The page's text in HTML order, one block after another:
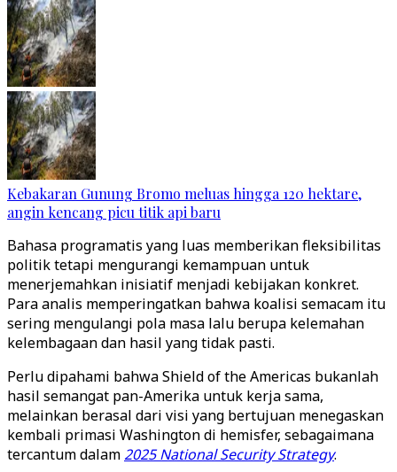
Kebakaran Gunung Bromo meluas hingga 120 hektare,
angin kencang picu titik api baru
Bahasa programatis yang luas memberikan fleksibilitas
politik tetapi mengurangi kemampuan untuk
menerjemahkan inisiatif menjadi kebijakan konkret.
Para analis memperingatkan bahwa koalisi semacam itu
sering mengulangi pola masa lalu berupa kelemahan
kelembagaan dan hasil yang tidak pasti.
Perlu dipahami bahwa Shield of the Americas bukanlah
hasil semangat pan-Amerika untuk kerja sama,
melainkan berasal dari visi yang bertujuan menegaskan
kembali primasi Washington di hemisfer, sebagaimana
tercantum dalam2025 National Security Strategy.